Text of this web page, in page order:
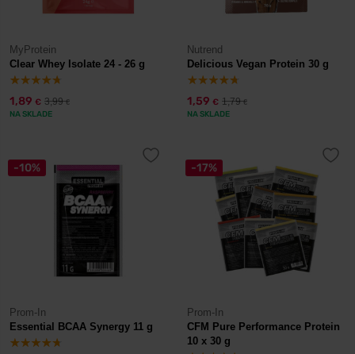
MyProtein
Clear Whey Isolate 24 - 26 g
1,89 € 3,99€
NA SKLADE
Nutrend
Delicious Vegan Protein 30 g
1,59 € 1,79€
NA SKLADE
-10%
Prom-In
Essential BCAA Synergy 11 g
-17%
Prom-In
CFM Pure Performance Protein
10 x 30 g